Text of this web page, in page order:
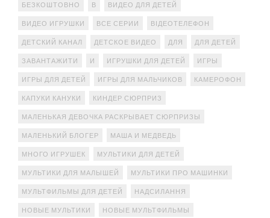
БЕЗКОШТОВНО В ВИДЕО ДЛЯ ДЕТЕЙ
ВИДЕО ИГРУШКИ ВСЕ СЕРИИ ВІДЕОТЕЛЕФОН
ДЕТСКИЙ КАНАЛ ДЕТСКОЕ ВИДЕО ДЛЯ ДЛЯ ДЕТЕЙ
ЗАВАНТАЖИТИ И ИГРУШКИ ДЛЯ ДЕТЕЙ ИГРЫ
ИГРЫ ДЛЯ ДЕТЕЙ ИГРЫ ДЛЯ МАЛЬЧИКОВ КАМЕРОФОН
КАПУКИ КАНУКИ КИНДЕР СЮРПРИЗ
МАЛЕНЬКАЯ ДЕВОЧКА РАСКРЫВАЕТ СЮРПРИЗЫ
МАЛЕНЬКИЙ БЛОГЕР МАША И МЕДВЕДЬ
МНОГО ИГРУШЕК МУЛЬТИКИ ДЛЯ ДЕТЕЙ
МУЛЬТИКИ ДЛЯ МАЛЫШЕЙ МУЛЬТИКИ ПРО МАШИНКИ
МУЛЬТФИЛЬМЫ ДЛЯ ДЕТЕЙ НАДСИЛАННЯ
НОВЫЕ МУЛЬТИКИ НОВЫЕ МУЛЬТФИЛЬМЫ